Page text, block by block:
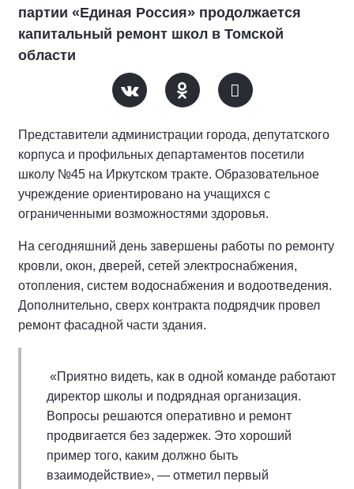
партии «Единая Россия» продолжается
капитальный ремонт школ в Томской
области
Представители администрации города, депутатского
корпуса и профильных департаментов посетили
школу №45 на Иркутском тракте. Образовательное
учреждение ориентировано на учащихся с
ограниченными возможностями здоровья.
На сегодняшний день завершены работы по ремонту
кровли, окон, дверей, сетей электроснабжения,
отопления, систем водоснабжения и водоотведения.
Дополнительно, сверх контракта подрядчик провел
ремонт фасадной части здания.
«Приятно видеть, как в одной команде работают
директор школы и подрядная организация.
Вопросы решаются оперативно и ремонт
продвигается без задержек. Это хороший
пример того, каким должно быть
взаимодействие», — отметил первый